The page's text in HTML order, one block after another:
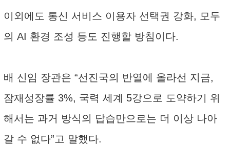
이외에도 통신 서비스 이용자 선택권 강화, 모두
의 AI 환경 조성 등도 진행할 방침이다.
배 신임 장관은 “선진국의 반열에 올라선 지금,
잠재성장률 3%, 국력 세계 5강으로 도약하기 위
해서는 과거 방식의 답습만으로는 더 이상 나아
갈 수 없다”고 말했다.